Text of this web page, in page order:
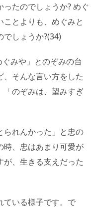
たのでしょうか? めぐ
とよりも、めぐみと
でしょうか?(34)
みや」とのぞみの台
そんな言い方をした
「のぞみは、望みすぎ
られんかった」と忠の
時、忠はあまり可愛が
が、生きる支えだった
ている様子です。で